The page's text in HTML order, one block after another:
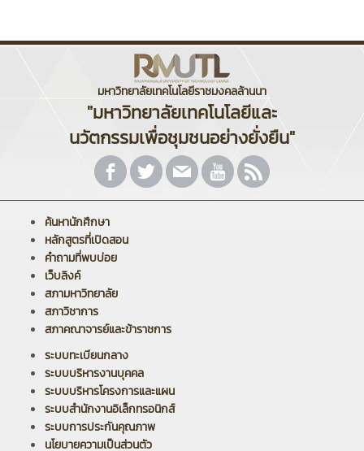
มหาวิทยาลัยเทคโนโลยีราชมงคลล้านนา
"มหาวิทยาลัยเทคโนโลยีและ
นวัตกรรมเพื่อชุมชนอย่างยั่งยืน"
ค้นหานักศึกษา
หลักสูตรที่เปิดสอน
คำถามที่พบบ่อย
เว็บลิงค์
สภามหาวิทยาลัย
สภาวิชาการ
สภาคณาจารย์และข้าราชการ
ระบบทะเบียนกลาง
ระบบบริหารงานบุคคล
ระบบบริหารโครงการและแผน
ระบบสำนักงานอิเล็กทรอนิกส์
ระบบการประกันคุณภาพ
นโยบายความเป็นส่วนตัว